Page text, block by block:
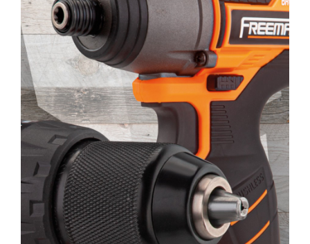
Astilladoras
Cepilladoras - Combinadas
Escuadradoras - Tupis
Lijadoras
Regruesos
Sierras circulares
Sierras circulares - Escuadradoras
Sierras circulares - Tupi
Sierras de marquetería
Sierras de Cinta
Soportes - Palancas
Taladros de columna
Taladros escopleadores
Tornos
Tupis